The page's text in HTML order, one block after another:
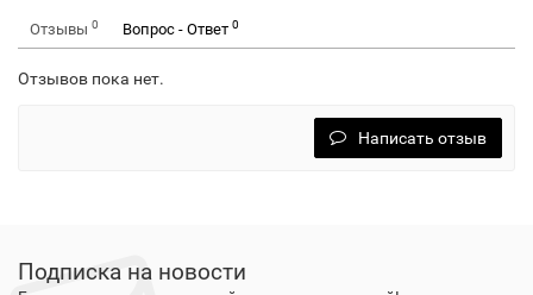
Отзывы 0 Вопрос - Ответ 0
Отзывов пока нет.
Написать отзыв
Подписка на новости